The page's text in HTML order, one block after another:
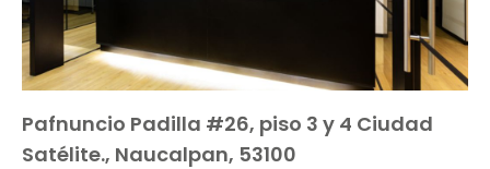
Pafnuncio Padilla #26, piso 3 y 4 Ciudad
Satélite., Naucalpan, 53100